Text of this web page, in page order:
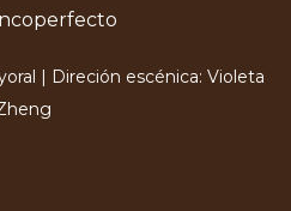
| Direción escénica: Violeta